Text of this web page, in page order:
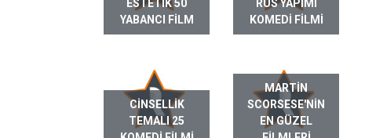
ESTETIK 50
YABANCI FILM
RUS YAPIMI
KOMEDI FILMI
CINSELLIK
TEMALI 25
MARTIN
SCORSESE'NIN
EN GÜZEL